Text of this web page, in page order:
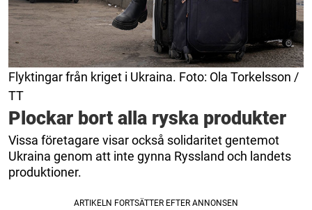
Flyktingar från kriget i Ukraina. Foto: Ola Torkelsson /
TT
Plockar bort alla ryska produkter
Vissa företagare visar också solidaritet gentemot
Ukraina genom att inte gynna Ryssland och landets
produktioner.